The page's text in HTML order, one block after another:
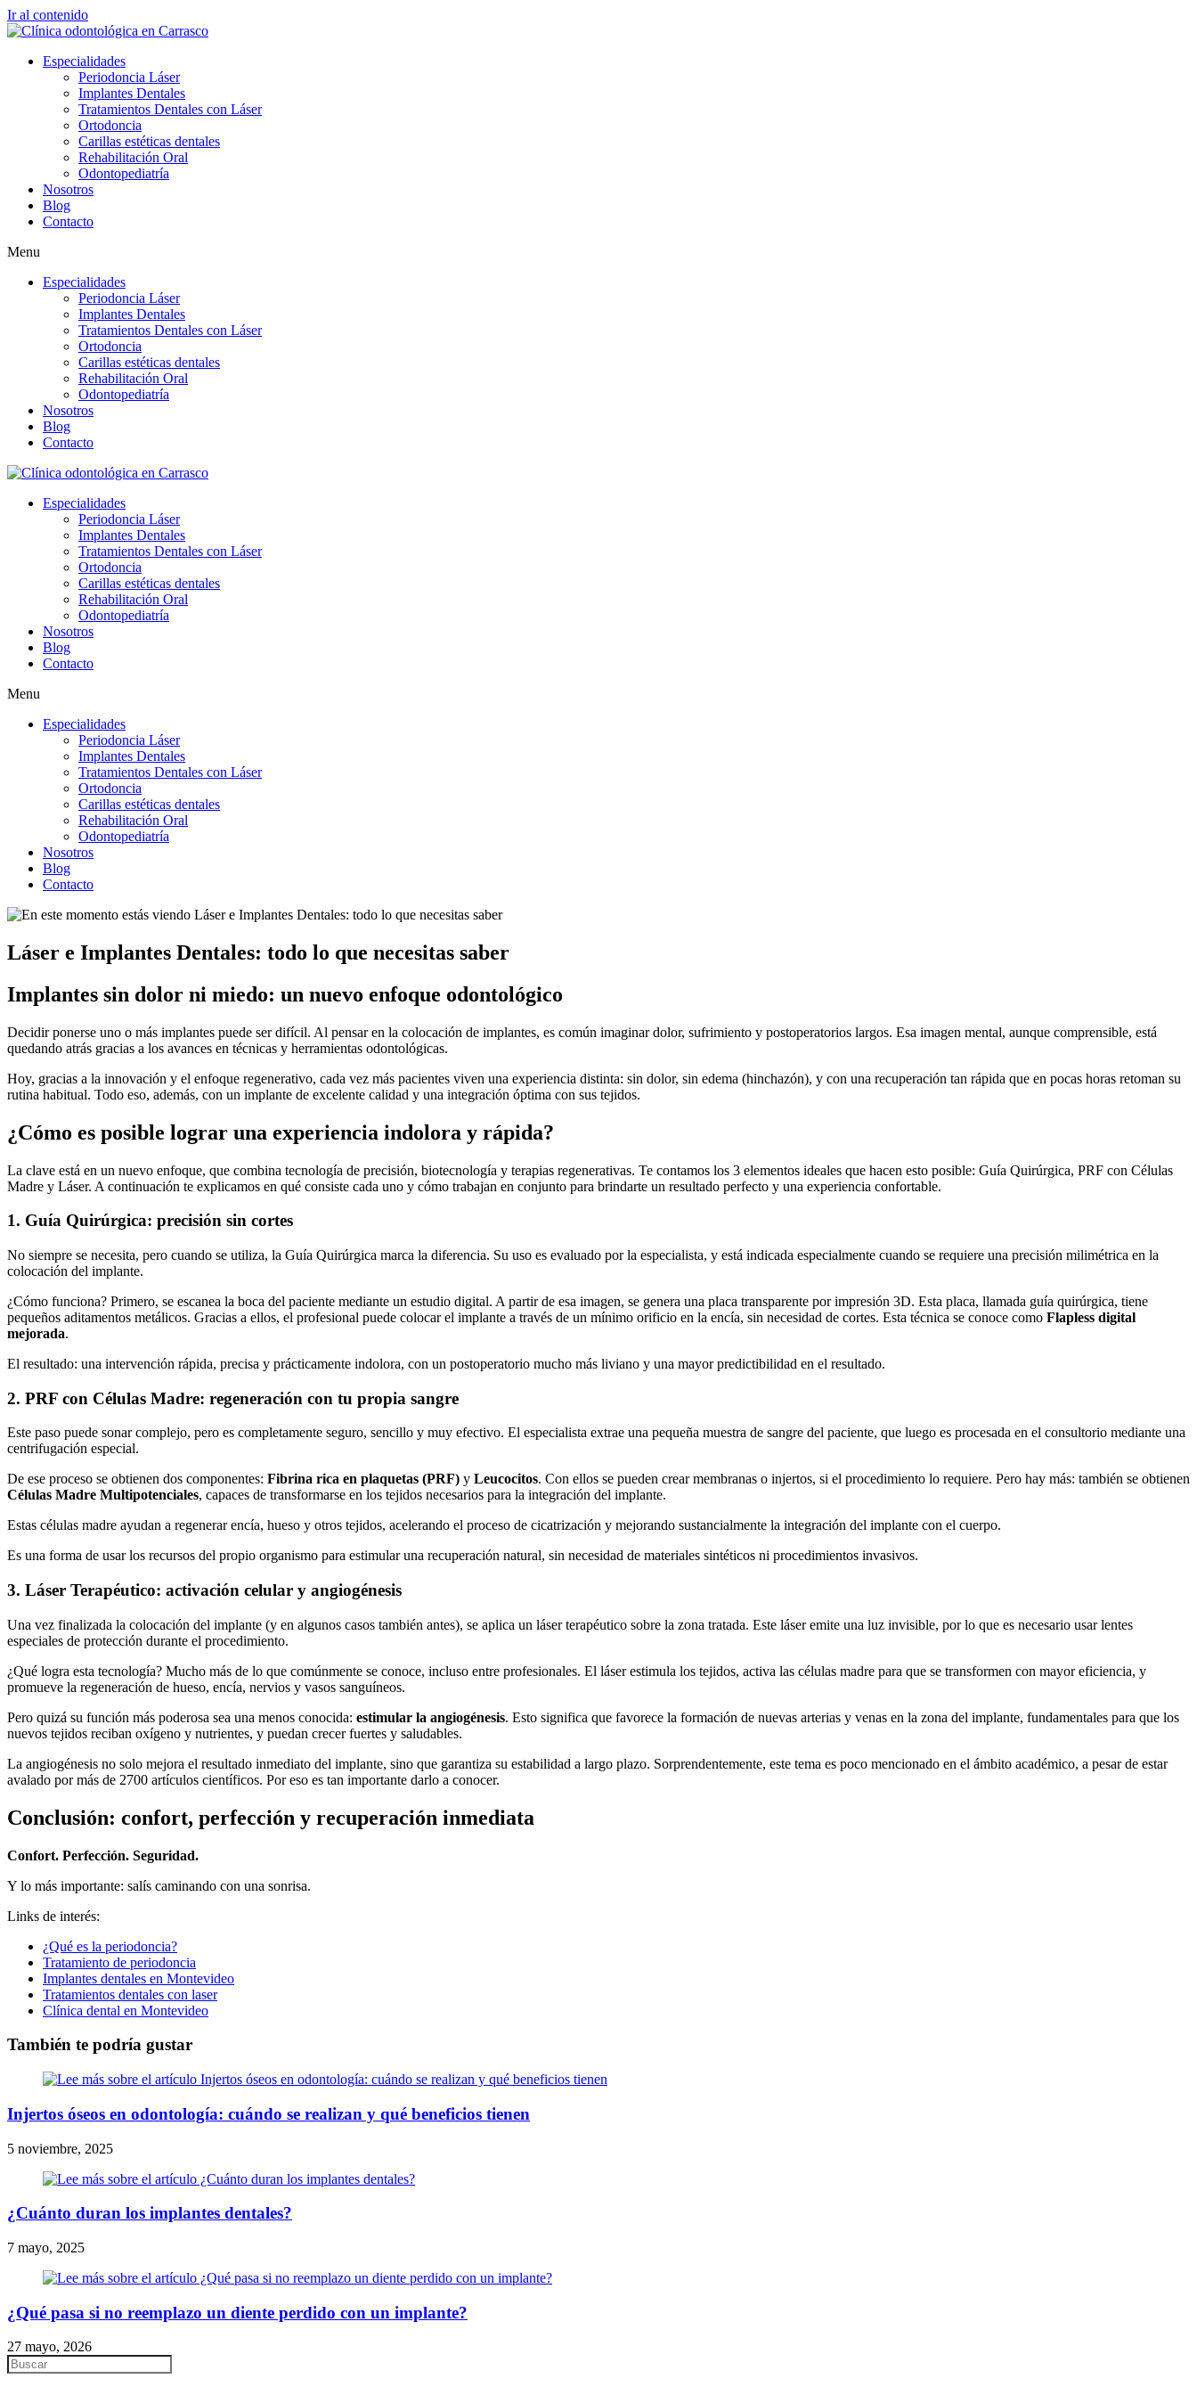
Ir al contenido
Especialidades
Periodoncia Láser
Implantes Dentales
Tratamientos Dentales con Láser
Ortodoncia
Carillas estéticas dentales
Rehabilitación Oral
Odontopediatría
Nosotros
Blog
Contacto
Menu
Especialidades
Periodoncia Láser
Implantes Dentales
Tratamientos Dentales con Láser
Ortodoncia
Carillas estéticas dentales
Rehabilitación Oral
Odontopediatría
Nosotros
Blog
Contacto
Especialidades
Periodoncia Láser
Implantes Dentales
Tratamientos Dentales con Láser
Ortodoncia
Carillas estéticas dentales
Rehabilitación Oral
Odontopediatría
Nosotros
Blog
Contacto
Menu
Especialidades
Periodoncia Láser
Implantes Dentales
Tratamientos Dentales con Láser
Ortodoncia
Carillas estéticas dentales
Rehabilitación Oral
Odontopediatría
Nosotros
Blog
Contacto
Láser e Implantes Dentales: todo lo que necesitas saber
Implantes sin dolor ni miedo: un nuevo enfoque odontológico
Decidir ponerse uno o más implantes puede ser difícil. Al pensar en la colocación de implantes, es común imaginar dolor, sufrimiento y postoperatorios largos. Esa imagen mental, aunque comprensible, está
quedando atrás gracias a los avances en técnicas y herramientas odontológicas.
Hoy, gracias a la innovación y el enfoque regenerativo, cada vez más pacientes viven una experiencia distinta: sin dolor, sin edema (hinchazón), y con una recuperación tan rápida que en pocas horas retoman su
rutina habitual. Todo eso, además, con un implante de excelente calidad y una integración óptima con sus tejidos.
¿Cómo es posible lograr una experiencia indolora y rápida?
La clave está en un nuevo enfoque, que combina tecnología de precisión, biotecnología y terapias regenerativas. Te contamos los 3 elementos ideales que hacen esto posible: Guía Quirúrgica, PRF con Células
Madre y Láser. A continuación te explicamos en qué consiste cada uno y cómo trabajan en conjunto para brindarte un resultado perfecto y una experiencia confortable.
1. Guía Quirúrgica: precisión sin cortes
No siempre se necesita, pero cuando se utiliza, la Guía Quirúrgica marca la diferencia. Su uso es evaluado por la especialista, y está indicada especialmente cuando se requiere una precisión milimétrica en la
colocación del implante.
¿Cómo funciona? Primero, se escanea la boca del paciente mediante un estudio digital. A partir de esa imagen, se genera una placa transparente por impresión 3D. Esta placa, llamada guía quirúrgica, tiene
pequeños aditamentos metálicos. Gracias a ellos, el profesional puede colocar el implante a través de un mínimo orificio en la encía, sin necesidad de cortes. Esta técnica se conoce como Flapless digital
mejorada.
El resultado: una intervención rápida, precisa y prácticamente indolora, con un postoperatorio mucho más liviano y una mayor predictibilidad en el resultado.
2. PRF con Células Madre: regeneración con tu propia sangre
Este paso puede sonar complejo, pero es completamente seguro, sencillo y muy efectivo. El especialista extrae una pequeña muestra de sangre del paciente, que luego es procesada en el consultorio mediante una
centrifugación especial.
De ese proceso se obtienen dos componentes: Fibrina rica en plaquetas (PRF) y Leucocitos. Con ellos se pueden crear membranas o injertos, si el procedimiento lo requiere. Pero hay más: también se obtienen
Células Madre Multipotenciales, capaces de transformarse en los tejidos necesarios para la integración del implante.
Estas células madre ayudan a regenerar encía, hueso y otros tejidos, acelerando el proceso de cicatrización y mejorando sustancialmente la integración del implante con el cuerpo.
Es una forma de usar los recursos del propio organismo para estimular una recuperación natural, sin necesidad de materiales sintéticos ni procedimientos invasivos.
3. Láser Terapéutico: activación celular y angiogénesis
Una vez finalizada la colocación del implante (y en algunos casos también antes), se aplica un láser terapéutico sobre la zona tratada. Este láser emite una luz invisible, por lo que es necesario usar lentes
especiales de protección durante el procedimiento.
¿Qué logra esta tecnología? Mucho más de lo que comúnmente se conoce, incluso entre profesionales. El láser estimula los tejidos, activa las células madre para que se transformen con mayor eficiencia, y
promueve la regeneración de hueso, encía, nervios y vasos sanguíneos.
Pero quizá su función más poderosa sea una menos conocida: estimular la angiogénesis. Esto significa que favorece la formación de nuevas arterias y venas en la zona del implante, fundamentales para que los
nuevos tejidos reciban oxígeno y nutrientes, y puedan crecer fuertes y saludables.
La angiogénesis no solo mejora el resultado inmediato del implante, sino que garantiza su estabilidad a largo plazo. Sorprendentemente, este tema es poco mencionado en el ámbito académico, a pesar de estar
avalado por más de 2700 artículos científicos. Por eso es tan importante darlo a conocer.
Conclusión: confort, perfección y recuperación inmediata
Confort. Perfección. Seguridad.
Y lo más importante: salís caminando con una sonrisa.
Links de interés:
¿Qué es la periodoncia?
Tratamiento de periodoncia
Implantes dentales en Montevideo
Tratamientos dentales con laser
Clínica dental en Montevideo
También te podría gustar
Injertos óseos en odontología: cuándo se realizan y qué beneficios tienen
5 noviembre, 2025
¿Cuánto duran los implantes dentales?
7 mayo, 2025
¿Qué pasa si no reemplazo un diente perdido con un implante?
27 mayo, 2026